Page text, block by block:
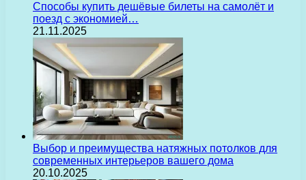
Способы купить дешёвые билеты на самолёт и
поезд с экономией…
21.11.2025
Выбор и преимущества натяжных потолков для
современных интерьеров вашего дома
20.10.2025